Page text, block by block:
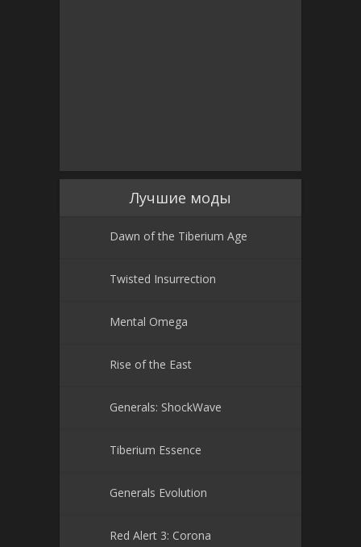
Лучшие моды
Dawn of the Tiberium Age
Twisted Insurrection
Mental Omega
Rise of the East
Generals: ShockWave
Tiberium Essence
Generals Evolution
Red Alert 3: Corona